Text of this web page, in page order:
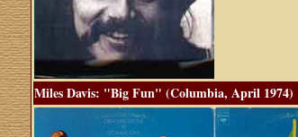
Miles Davis: "Big Fun" (Columbia, April 1974)